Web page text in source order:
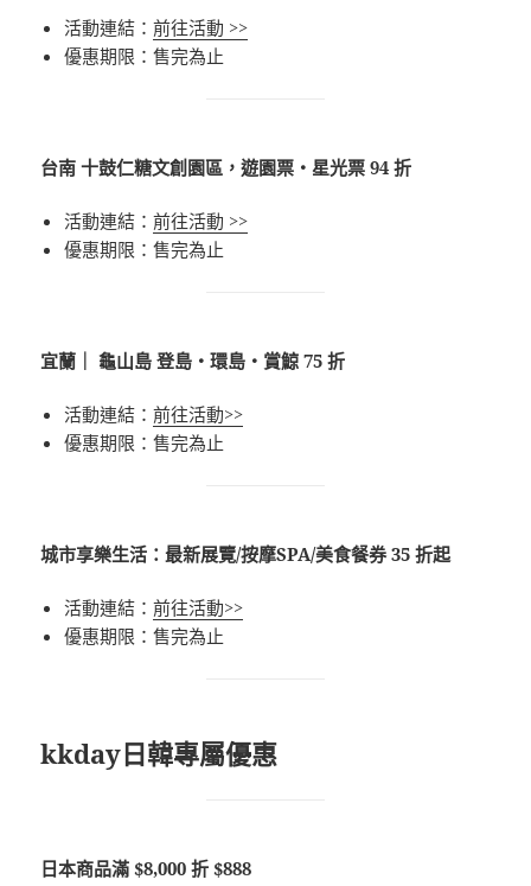
活動連結：前往活動 >>
優惠期限：售完為止
台南 十鼓仁糖文創園區，遊園票・星光票 94 折
活動連結：前往活動 >>
優惠期限：售完為止
宜蘭｜ 龜山島 登島・環島・賞鯨 75 折
活動連結：前往活動>>
優惠期限：售完為止
城市享樂生活：最新展覽/按摩SPA/美食餐券 35 折起
活動連結：前往活動>>
優惠期限：售完為止
kkday日韓專屬優惠
日本商品滿 $8,000 折 $888